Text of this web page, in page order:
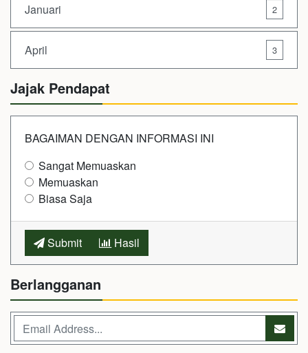
Januari 2
April 3
Jajak Pendapat
BAGAIMAN DENGAN INFORMASI INI
Sangat Memuaskan
Memuaskan
Biasa Saja
Submit Hasil
Berlangganan